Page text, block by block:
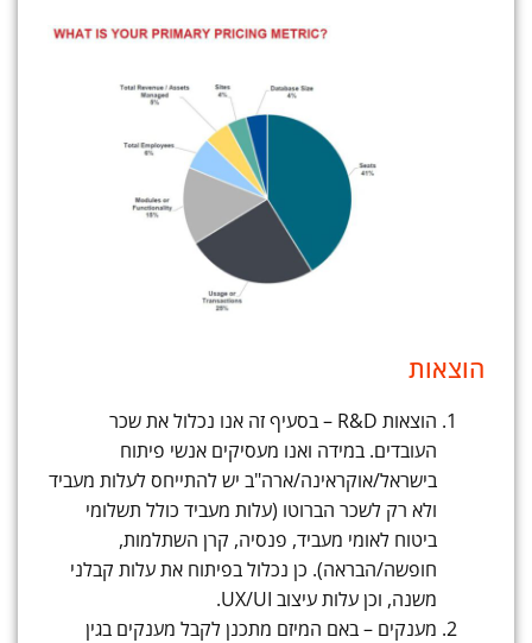
הוצאות
הוצאות R&D – בסעיף זה אנו נכלול את שכר
העובדים. במידה ואנו מעסיקים אנשי פיתוח
בישראל/אוקראינה/ארה"ב יש להתייחס לעלות מעביד
ולא רק לשכר הברוטו (עלות מעביד כולל תשלומי
ביטוח לאומי מעביד, פנסיה, קרן השתלמות,
חופשה/הבראה). כן נכלול בפיתוח את עלות קבלני
משנה, וכן עלות עיצוב UX/UI.
מענקים – באם המיזם מתכנן לקבל מענקים בגין